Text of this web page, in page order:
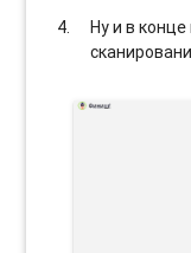
Ну и в